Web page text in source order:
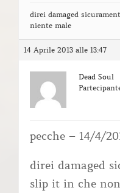
direi damaged
niente male
14 Aprile 2013 alle 13:47
Dead Soul
pecche – 14/4/
direi damaged
slip it in che